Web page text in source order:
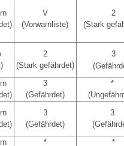
V
(Vorwarnliste)
2
(Stark
2
(Stark gefährdet)
3
3
(Gefährdet)
*
3
(Gefährdet)
3
*
*